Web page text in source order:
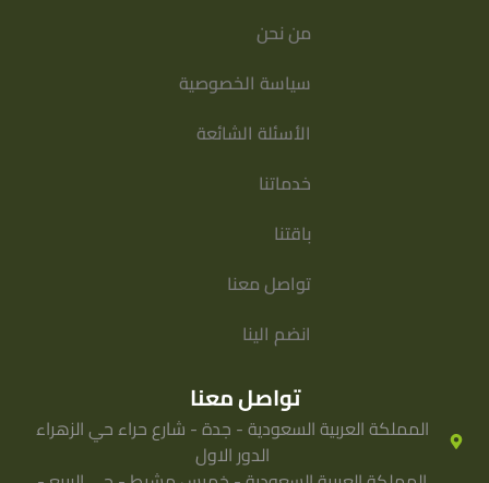
من نحن
سياسة الخصوصية
الأسئلة الشائعة
خدماتنا
باقتنا
تواصل معنا
انضم الينا
تواصل معنا
المملكة العربية السعودية - جدة - شارع حراء حي الزهراء
الدور الاول